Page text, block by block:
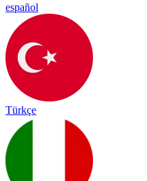
español
Türkçe